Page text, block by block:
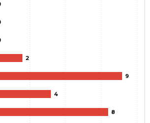
2
9
4
8